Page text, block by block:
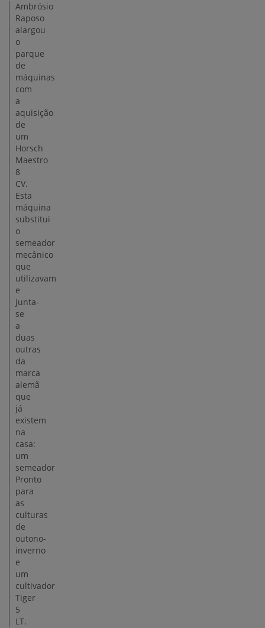
Ambrósio
Raposo
alargou
o
parque
de
máquinas
com
a
aquisição
de
um
Horsch
Maestro
8
CV.
Esta
máquina
substitui
o
semeador
mecânico
que
utilizavam
e
junta-
se
a
duas
outras
da
marca
alemã
que
já
existem
na
casa:
um
semeador
Pronto
para
as
culturas
de
outono-
inverno
e
um
cultivador
Tiger
5
LT.